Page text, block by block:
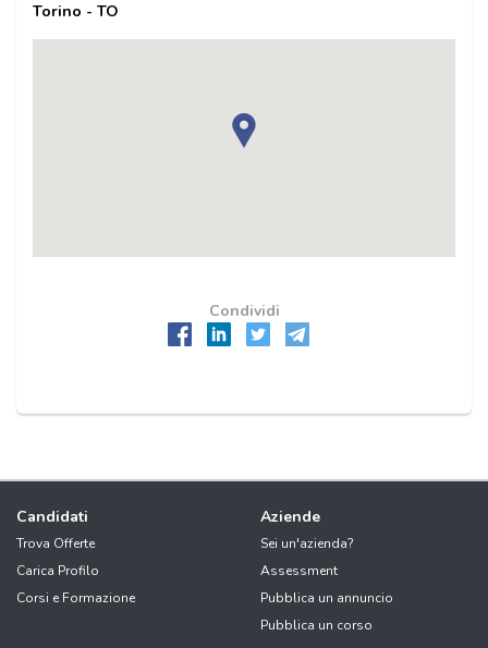
Torino - TO
Condividi
Candidati
Trova Offerte
Carica Profilo
Corsi e Formazione
Aziende
Sei un'azienda?
Assessment
Pubblica un annuncio
Pubblica un corso